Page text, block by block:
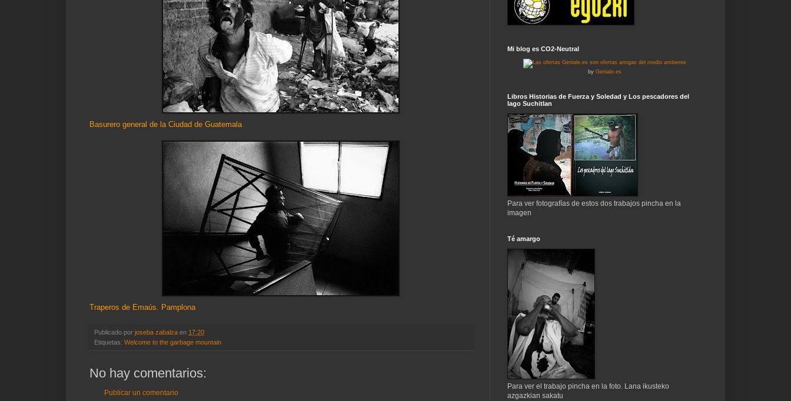
Basurero general de la Ciudad de Guatemala
Traperos de Emaús. Pamplona
Publicado por joseba zabalza en 17:20
Etiquetas: Welcome to the garbage mountain
No hay comentarios:
Publicar un comentario
Mi blog es CO2-Neutral
by Geniale.es
Libros Historias de Fuerza y Soledad y Los pescadores del
lago Suchitlan
Para ver fotografías de estos dos trabajos pincha en la
imagen
Té amargo
Para ver el trabajo pincha en la foto. Lana ikusteko
azgazkian sakatu